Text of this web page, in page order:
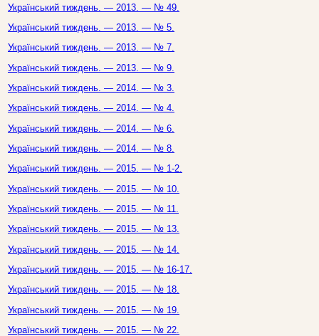
Український тиждень. — 2013. — № 49.
Український тиждень. — 2013. — № 5.
Український тиждень. — 2013. — № 7.
Український тиждень. — 2013. — № 9.
Український тиждень. — 2014. — № 3.
Український тиждень. — 2014. — № 4.
Український тиждень. — 2014. — № 6.
Український тиждень. — 2014. — № 8.
Український тиждень. — 2015. — № 1-2.
Український тиждень. — 2015. — № 10.
Український тиждень. — 2015. — № 11.
Український тиждень. — 2015. — № 13.
Український тиждень. — 2015. — № 14.
Український тиждень. — 2015. — № 16-17.
Український тиждень. — 2015. — № 18.
Український тиждень. — 2015. — № 19.
Український тиждень. — 2015. — № 22.